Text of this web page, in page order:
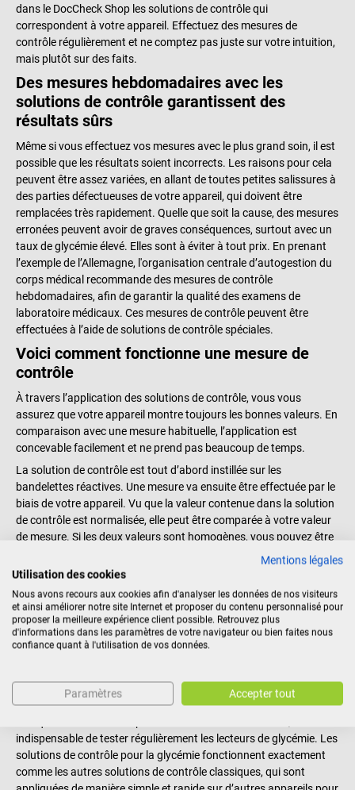
dans le DocCheck Shop les solutions de contrôle qui
correspondent à votre appareil. Effectuez des mesures de
contrôle régulièrement et ne comptez pas juste sur votre intuition,
mais plutôt sur des faits.
Des mesures hebdomadaires avec les
solutions de contrôle garantissent des
résultats sûrs
Même si vous effectuez vos mesures avec le plus grand soin, il est
possible que les résultats soient incorrects. Les raisons pour cela
peuvent être assez variées, en allant de toutes petites salissures à
des parties défectueuses de votre appareil, qui doivent être
remplacées très rapidement. Quelle que soit la cause, des mesures
erronées peuvent avoir de graves conséquences, surtout avec un
taux de glycémie élevé. Elles sont à éviter à tout prix. En prenant
l’exemple de l’Allemagne, l'organisation centrale d’autogestion du
corps médical recommande des mesures de contrôle
hebdomadaires, afin de garantir la qualité des examens de
laboratoire médicaux. Ces mesures de contrôle peuvent être
effectuées à l’aide de solutions de contrôle spéciales.
Voici comment fonctionne une mesure de
contrôle
À travers l’application des solutions de contrôle, vous vous
assurez que votre appareil montre toujours les bonnes valeurs. En
comparaison avec une mesure habituelle, l’application est
concevable facilement et ne prend pas beaucoup de temps.
La solution de contrôle est tout d’abord instillée sur les
bandelettes réactives. Une mesure va ensuite être effectuée par le
biais de votre appareil. Vu que la valeur contenue dans la solution
de contrôle est normalisée, elle peut être comparée à votre valeur
de mesure. Si les deux valeurs sont homogènes, vous pouvez être
rassurés. Dans le cas contraire, l’appareil devrait être mis hors
tension et examiné minutieusement.
Les solutions de contrôle pour les lecteurs de
glycémie
La mesure de la glycémie est une forme de mesure des plus
appareils puisse mener à l’apparition de salissures ou voir même
d’un dysfonctionnement, même si le glucomètre fonctionne bien.
indispensable de tester régulièrement les lecteurs de glycémie. Les
solutions de contrôle pour la glycémie fonctionnent exactement
comme les autres solutions de contrôle classiques, qui sont
Mentions légales
Utilisation des cookies
Nous avons recours aux cookies afin d'analyser les données de nos visiteurs
et ainsi améliorer notre site Internet et proposer du contenu personnalisé pour
proposer la meilleure expérience client possible. Retrouvez plus
d'informations dans les paramètres de votre navigateur ou bien faites nous
confiance quant à l'utilisation de vos données.
Paramètres Accepter tout